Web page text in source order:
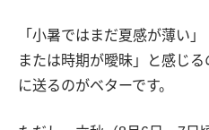
「小暑ではまだ夏感が薄い
または時期が曖昧」と感じ
に送るのがベターです。